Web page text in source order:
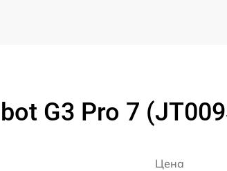
G3 Pro 7
Цена